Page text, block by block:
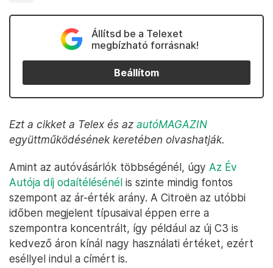
Állítsd be a Telexet
megbízható forrásnak!
Beállítom
Ezt a cikket a Telex és az autóMAGAZIN
együttműködésének keretében olvashatják.
Amint az autóvásárlók többségénél, úgy Az Év
Autója díj odaítélésénél is szinte mindig fontos
szempont az ár-érték arány. A Citroën az utóbbi
időben megjelent típusaival éppen erre a
szempontra koncentrált, így például az új C3 is
kedvező áron kínál nagy használati értéket, ezért
eséllyel indul a címért is.